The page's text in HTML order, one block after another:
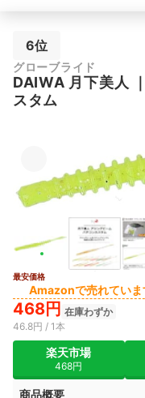
6位
グローブライド
DAIWA 月下美人 ｜
スタム
最安価格
Amazonで売れていま
468円 在庫わずか
46.8円 / 1本
楽天市場
468円
商品概要